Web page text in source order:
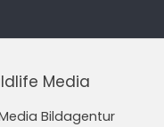
Media
Bildagentur